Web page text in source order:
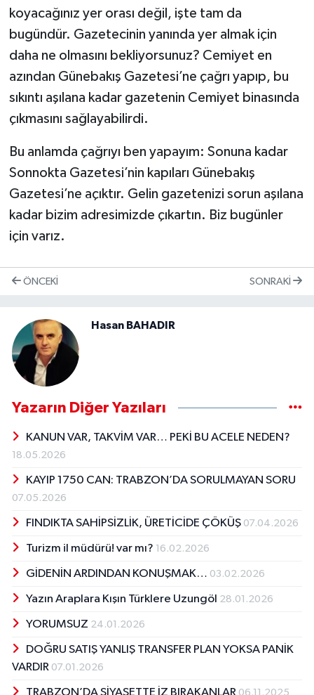
koyacağınız yer orası değil, işte tam da
bugündür. Gazetecinin yanında yer almak için
daha ne olmasını bekliyorsunuz? Cemiyet en
azından Günebakış Gazetesi’ne çağrı yapıp, bu
sıkıntı aşılana kadar gazetenin Cemiyet binasında
çıkmasını sağlayabilirdi.
Bu anlamda çağrıyı ben yapayım: Sonuna kadar
Sonnokta Gazetesi’nin kapıları Günebakış
Gazetesi’ne açıktır. Gelin gazetenizi sorun aşılana
kadar bizim adresimizde çıkartın. Biz bugünler
için varız.
ÖNCEKI SONRAKI
Hasan BAHADIR
Yazarın Diğer Yazıları
KANUN VAR, TAKVİM VAR… PEKİ BU ACELE NEDEN?
18.05.2026
KAYIP 1750 CAN: TRABZON’DA SORULMAYAN SORU
07.05.2026
FINDIKTA SAHİPSİZLİK, ÜRETİCİDE ÇÖKÜŞ 07.04.2026
Turizm il müdürü! var mı? 16.02.2026
GİDENİN ARDINDAN KONUŞMAK… 03.02.2026
Yazın Araplara Kışın Türklere Uzungöl 28.01.2026
YORUMSUZ 24.01.2026
DOĞRU SATIŞ YANLIŞ TRANSFER PLAN YOKSA PANİK
VARDIR 07.01.2026
06.11.2025